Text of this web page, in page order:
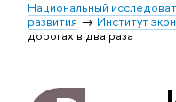
Национальный
развития
Институт
дорогах в два раза